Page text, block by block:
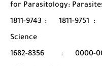
for Parasitology:
1811-9743 : 1811-9751 :
Science
1682-8356
: 0000-